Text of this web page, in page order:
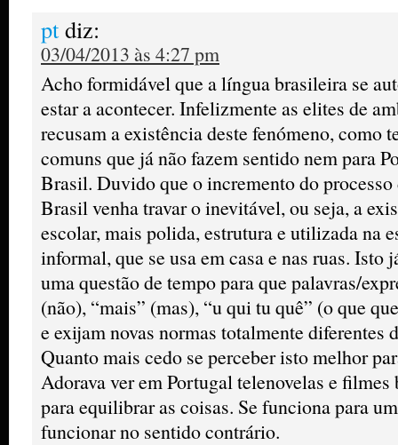
pt diz:
03/04/2013 às 4:27 pm
Acho formidável que a língua brasileira se
estar a acontecer. Infelizmente as elites de
recusam a existência deste fenómeno, como
comuns que já não fazem sentido nem para
Brasil. Duvido que o incremento do
Brasil venha travar o inevitável, ou seja, a
escolar, mais polida, estrutura e utilizada na
informal, que se usa em casa e nas ruas. Isto
uma questão de tempo para que palavras/
(não), “mais” (mas), “u qui tu quê” (o que
e exijam novas normas totalmente diferentes
Quanto mais cedo se perceber isto melhor
Adorava ver em Portugal telenovelas e
para equilibrar as coisas. Se funciona para
funcionar no sentido contrário.